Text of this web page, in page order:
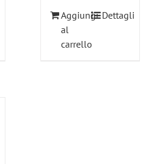
Aggiungi
al
carrello
Dettagli